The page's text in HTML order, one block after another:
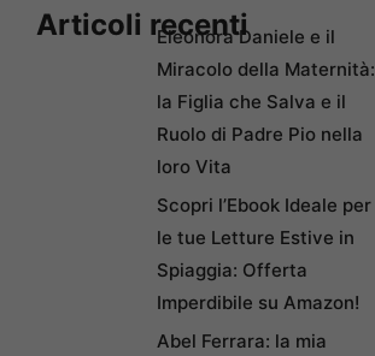
Articoli recentiEleonora Daniele e il
Miracolo della Maternità:
la Figlia che Salva e il
Ruolo di Padre Pio nella
loro Vita
Scopri l’Ebook Ideale per
le tue Letture Estive in
Spiaggia: Offerta
Imperdibile su Amazon!
Abel Ferrara: la mia